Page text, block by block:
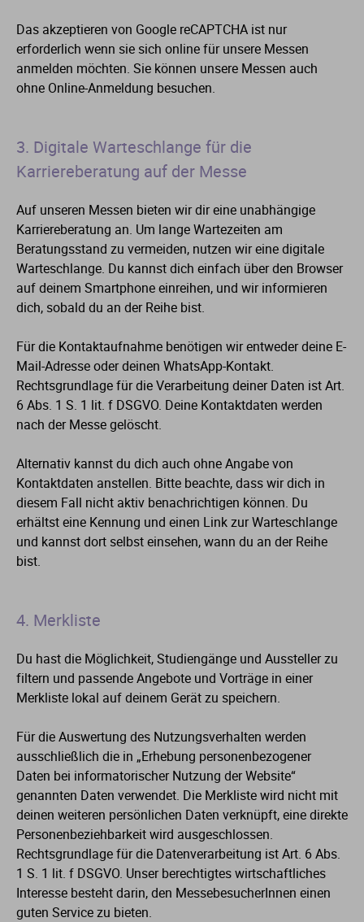
Das akzeptieren von Google reCAPTCHA ist nur
erforderlich wenn sie sich online für unsere Messen
anmelden möchten. Sie können unsere Messen auch
ohne Online-Anmeldung besuchen.
3. Digitale Warteschlange für die
Karriereberatung auf der Messe
Auf unseren Messen bieten wir dir eine unabhängige
Karriereberatung an. Um lange Wartezeiten am
Beratungsstand zu vermeiden, nutzen wir eine digitale
Warteschlange. Du kannst dich einfach über den Browser
auf deinem Smartphone einreihen, und wir informieren
dich, sobald du an der Reihe bist.
Für die Kontaktaufnahme benötigen wir entweder deine E-
Mail-Adresse oder deinen WhatsApp-Kontakt.
Rechtsgrundlage für die Verarbeitung deiner Daten ist Art.
6 Abs. 1 S. 1 lit. f DSGVO. Deine Kontaktdaten werden
nach der Messe gelöscht.
Alternativ kannst du dich auch ohne Angabe von
Kontaktdaten anstellen. Bitte beachte, dass wir dich in
diesem Fall nicht aktiv benachrichtigen können. Du
erhältst eine Kennung und einen Link zur Warteschlange
und kannst dort selbst einsehen, wann du an der Reihe
bist.
4. Merkliste
Du hast die Möglichkeit, Studiengänge und Aussteller zu
filtern und passende Angebote und Vorträge in einer
Merkliste lokal auf deinem Gerät zu speichern.
Für die Auswertung des Nutzungsverhalten werden
ausschließlich die in „Erhebung personenbezogener
Daten bei informatorischer Nutzung der Website“
genannten Daten verwendet. Die Merkliste wird nicht mit
deinen weiteren persönlichen Daten verknüpft, eine direkte
Personenbeziehbarkeit wird ausgeschlossen.
Rechtsgrundlage für die Datenverarbeitung ist Art. 6 Abs.
1 S. 1 lit. f DSGVO. Unser berechtigtes wirtschaftliches
Interesse besteht darin, den MessebesucherInnen einen
guten Service zu bieten.